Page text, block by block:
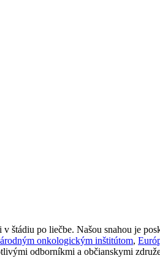
štádiu po liečbe. Našou snahou je
onkologickým inštitútom,
odborníkmi a občianskymi